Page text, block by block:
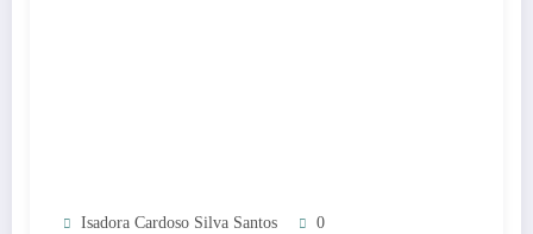
Isadora Cardoso Silva Santos 0